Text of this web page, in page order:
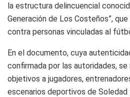
la estructura delincuencial
Generación de Los Costeños”,
contra personas vinculadas al
En el documento, cuya
confirmada por las autoridades,
objetivos a jugadores,
escenarios deportivos de Soledad